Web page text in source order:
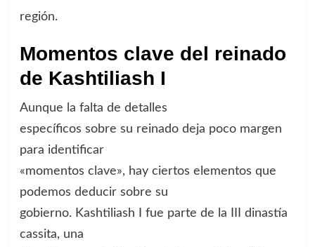
región.
Momentos clave del reinado
de Kashtiliash I
Aunque la falta de detalles
específicos sobre su reinado deja poco margen
para identificar
«momentos clave», hay ciertos elementos que
podemos deducir sobre su
gobierno. Kashtiliash I fue parte de la III dinastía
cassita, una